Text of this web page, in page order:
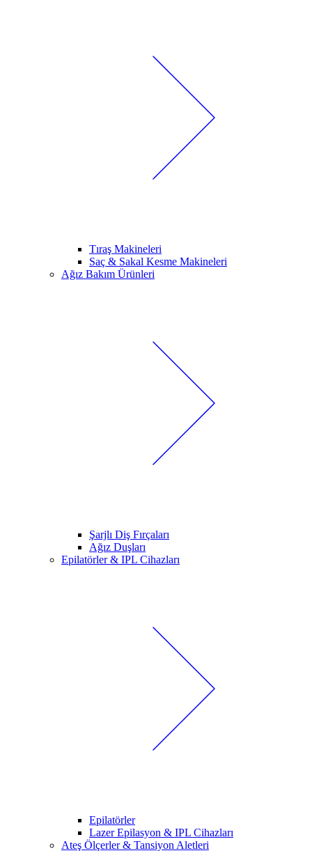
Tıraş Makineleri
Saç & Sakal Kesme Makineleri
Ağız Bakım Ürünleri
Şarjlı Diş Fırçaları
Ağız Duşları
Epilatörler & IPL Cihazları
Epilatörler
Lazer Epilasyon & IPL Cihazları
Ateş Ölçerler & Tansiyon Aletleri